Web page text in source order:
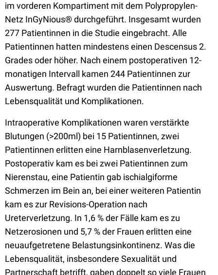
im vorderen Kompartiment mit dem Polypropylen-
Netz InGyNious® durchgeführt. Insgesamt wurden
277 Patientinnen in die Studie eingebracht. Alle
Patientinnen hatten mindestens einen Descensus 2.
Grades oder höher. Nach einem postoperativen 12-
monatigen Intervall kamen 244 Patientinnen zur
Auswertung. Befragt wurden die Patientinnen nach
Lebensqualität und Komplikationen.
Intraoperative Komplikationen waren verstärkte
Blutungen (>200ml) bei 15 Patientinnen, zwei
Patientinnen erlitten eine Harnblasenverletzung.
Postoperativ kam es bei zwei Patientinnen zum
Nierenstau, eine Patientin gab ischialgiforme
Schmerzen im Bein an, bei einer weiteren Patientin
kam es zur Revisions-Operation nach
Ureterverletzung. In 1,6 % der Fälle kam es zu
Netzerosionen und 5,7 % der Frauen erlitten eine
neuaufgetretene Belastungsinkontinenz. Was die
Lebensqualität, insbesondere Sexualität und
Partnerschaft betrifft, gaben doppelt so viele Frauen